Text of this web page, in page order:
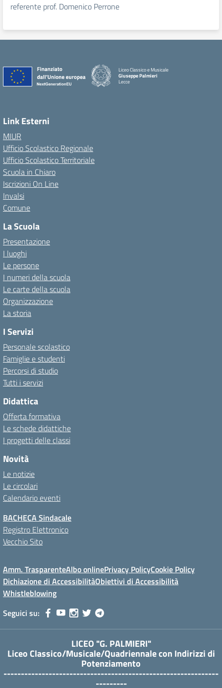
referente prof. Domenico Perrone
Liceo Classico e Musicale
Giuseppe Palmieri
Lecce
Link Esterni
MIUR
Ufficio Scolastico Regionale
Ufficio Scolastico Territoriale
Scuola in Chiaro
Iscrizioni On Line
Invalsi
Comune
La Scuola
Presentazione
I luoghi
Le persone
I numeri della scuola
Le carte della scuola
Organizzazione
La storia
I Servizi
Personale scolastico
Famiglie e studenti
Percorsi di studio
Tutti i servizi
Didattica
Offerta formativa
Le schede didattiche
I progetti delle classi
Novità
Le notizie
Le circolari
Calendario eventi
BACHECA Sindacale
Registro Elettronico
Vecchio Sito
Amm. TrasparenteAlbo onlinePrivacy PolicyCookie Policy
Dichiazione di AccessibilitàObiettivi di Accessibilità
Whistleblowing
Seguici su:
LICEO "G. PALMIERI"
Liceo Classico/Musicale/Quadriennale con Indirizzi di
Potenziamento
--------------------------------------------------------------
---------